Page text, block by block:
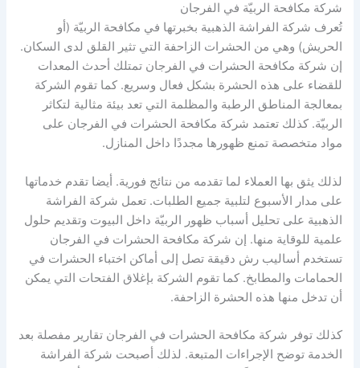
شركة مكافحة الربيّة في الفرجان
تُعرف شركة الفراشة الذهبية بخبرتها في مكافحة الربيّة (أو
الحريش) وهي من الحشرات الزاحفة التي تثير القلق لدى السكان.
إن شركة مكافحة الحشرات في الفرجان تمتلك أحدث المعدات
للقضاء على هذه الحشرة بشكل فعال وسريع. كما تقوم الشركة
بمعالجة المناطق الرطبة والمظلمة التي تعد بيئة مثالية لتكاثر
الربيّة. كذلك تعتمد شركة مكافحة الحشرات في الفرجان على
مواد متخصصة تمنع ظهورها مجددًا داخل المنازل.
لذلك يثق بها العملاء لما تقدمه من نتائج فورية. أيضا تقدم خدماتها
على مدار الأسبوع لتلبية جميع الطلبات. تعمل شركة الفراشة
الذهبية على تحليل أسباب ظهور الربيّة داخل البيوت وتقديم حلول
علمية للوقاية منها. إن شركة مكافحة الحشرات في الفرجان
تستخدم أساليب رش دقيقة تصل إلى أماكن اختباء الحشرات في
الحمامات والمطابخ. كما تقوم الشركة بإغلاق الفتحات التي يمكن
أن تدخل منها هذه الحشرة الزاحفة.
كذلك توفر شركة مكافحة الحشرات في الفرجان تقارير مفصلة بعد
الخدمة توضح الإجراءات المتبعة. لذلك أصبحت شركة الفراشة